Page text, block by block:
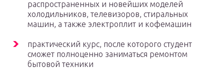
распространенных и новейших моделей
холодильников, телевизоров, стиральных
машин, а также электроплит и кофемашин
практический курс, после которого студент
сможет полноценно заниматься ремонтом
бытовой техники